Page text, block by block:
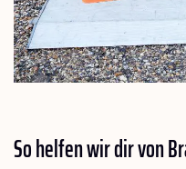
So helfen wir dir von